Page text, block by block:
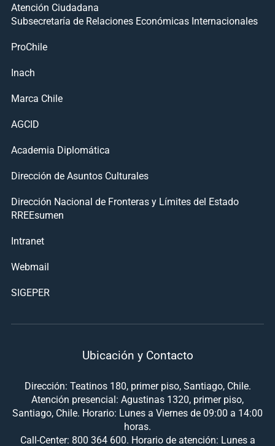
Atención Ciudadana
Subsecretaría de Relaciones Económicas Internacionales
ProChile
Inach
Marca Chile
AGCID
Academia Diplomática
Dirección de Asuntos Culturales
Dirección Nacional de Fronteras y Límites del Estado
RREEsumen
Intranet
Webmail
SIGEPER
Ubicación y Contacto
Dirección: Teatinos 180, primer piso, Santiago, Chile.
Atención presencial: Agustinas 1320, primer piso,
Santiago, Chile. Horario: Lunes a Viernes de 09:00 a 14:00
horas.
Call-Center: 800 364 600. Horario de atención: Lunes a